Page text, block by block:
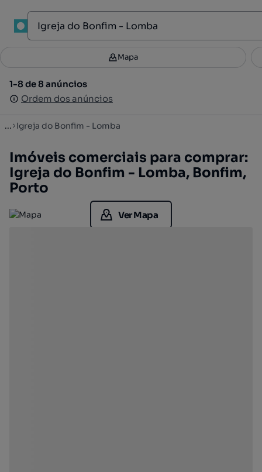
Filtros 2
1-8 de 8 anúncios
Ordem dos anúncios
Mapa
1-8 de 8 anúncios
Ordem dos anúncios
... Igreja do Bonfim - Lomba
Imóveis comerciais para comprar:
Igreja do Bonfim - Lomba, Bonfim,
Porto
Ver Mapa